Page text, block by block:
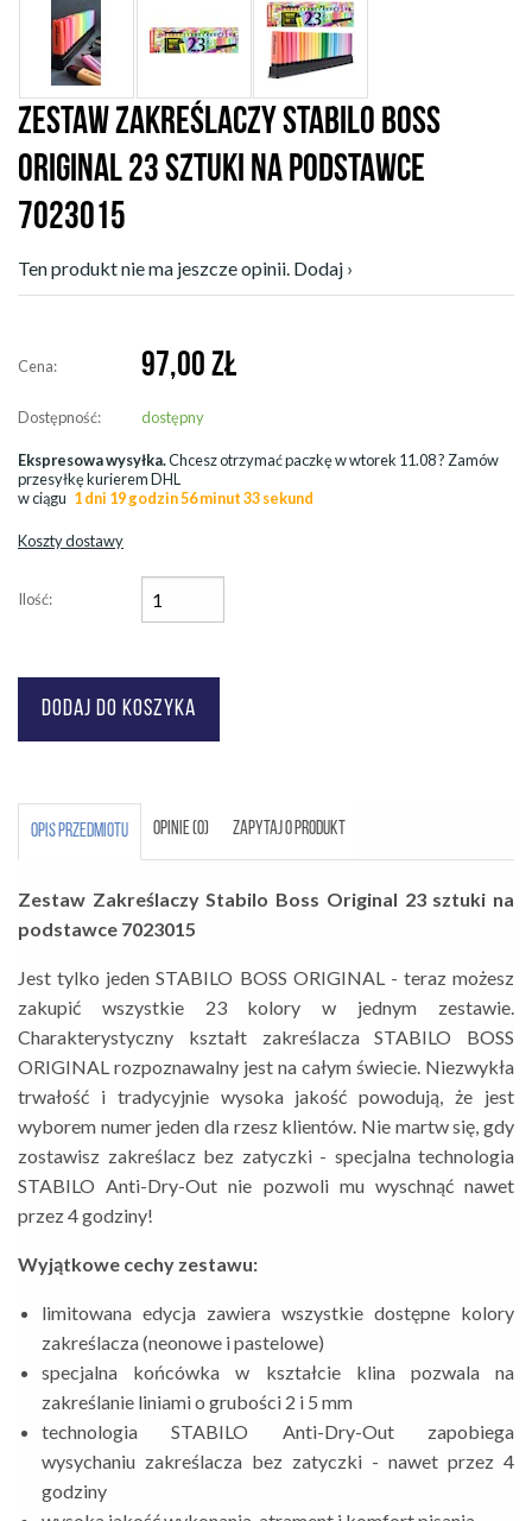
ZESTAW ZAKREŚLACZY STABILO BOSS
ORIGINAL 23 SZTUKI NA PODSTAWCE
7023015
Ten produkt nie ma jeszcze opinii. Dodaj ›
Cena: 97,00 ZŁ
Dostępność: dostępny
Ekspresowa wysyłka.Chcesz otrzymać paczkę wwtorek 11.08? Zamów
przesyłkę kurierem DHL
w ciągu 1 dni 19 godzin 56 minut 30 sekund
Koszty dostawy
Ilość:
OPIS PRZEDMIOTU OPINIE (0) ZAPYTAJ O PRODUKT
Zestaw Zakreślaczy Stabilo Boss Original 23 sztuki na
podstawce 7023015
Jest tylko jeden STABILO BOSS ORIGINAL - teraz możesz
zakupić wszystkie 23 kolory w jednym zestawie.
Charakterystyczny kształt zakreślacza STABILO BOSS
ORIGINAL rozpoznawalny jest na całym świecie. Niezwykła
trwałość i tradycyjnie wysoka jakość powodują, że jest
wyborem numer jeden dla rzesz klientów. Nie martw się, gdy
zostawisz zakreślacz bez zatyczki - specjalna technologia
STABILO Anti-Dry-Out nie pozwoli mu wyschnąć nawet
przez 4 godziny!
Wyjątkowe cechy zestawu:
limitowana edycja zawiera wszystkie dostępne kolory
zakreślacza (neonowe i pastelowe)
specjalna końcówka w kształcie klina pozwala na
zakreślanie liniami o grubości 2 i 5 mm
technologia STABILO Anti-Dry-Out zapobiega
wysychaniu zakreślacza bez zatyczki - nawet przez 4
godziny